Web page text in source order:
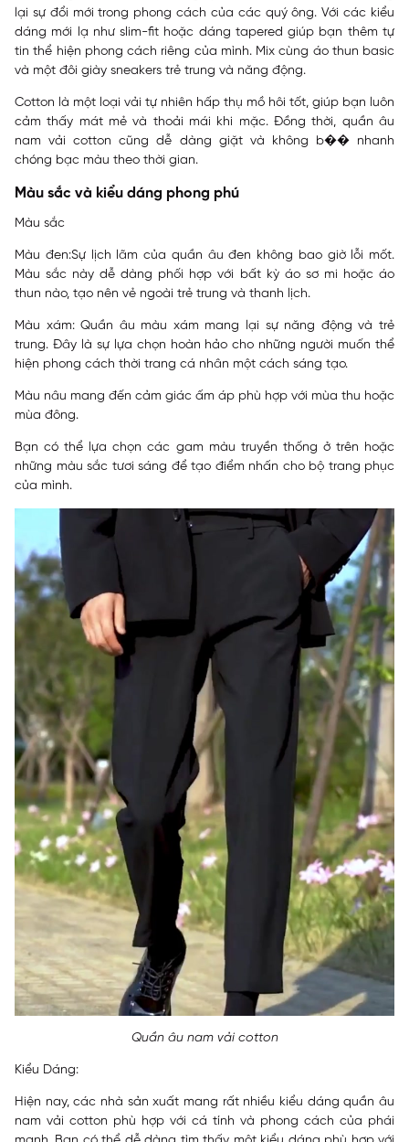
lại sự đổi mới trong phong cách của các quý ông. Với các kiểu
dáng mới lạ như slim-fit hoặc dáng tapered giúp bạn thêm tự
tin thể hiện phong cách riêng của mình. Mix cùng áo thun basic
và một đôi giày sneakers trẻ trung và năng động.
Cotton là một loại vải tự nhiên hấp thụ mồ hôi tốt, giúp bạn luôn
cảm thấy mát mẻ và thoải mái khi mặc. Đồng thời, quần âu
nam vải cotton cũng dễ dàng giặt và không b�� nhanh
chóng bạc màu theo thời gian.
Màu sắc và kiểu dáng phong phú
Màu sắc
Màu đen:Sự lịch lãm của quần âu đen không bao giờ lỗi mốt.
Màu sắc này dễ dàng phối hợp với bất kỳ áo sơ mi hoặc áo
thun nào, tạo nên vẻ ngoài trẻ trung và thanh lịch.
Màu xám: Quần âu màu xám mang lại sự năng động và trẻ
trung. Đây là sự lựa chọn hoàn hảo cho những người muốn thể
hiện phong cách thời trang cá nhân một cách sáng tạo.
Màu nâu mang đến cảm giác ấm áp phù hợp với mùa thu hoặc
mùa đông.
Bạn có thể lựa chọn các gam màu truyền thống ở trên hoặc
những màu sắc tươi sáng để tạo điểm nhấn cho bộ trang phục
của mình.
Quần âu nam vải cotton
Kiểu Dáng:
Hiện nay, các nhà sản xuất mang rất nhiều kiểu dáng quần âu
nam vải cotton phù hợp với cá tính và phong cách của phái